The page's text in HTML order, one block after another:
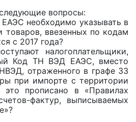
вопросы:
необходимо указывать в
ввезенных по кодам
с 2017 года?
налогоплательщики,
Код ТН ВЭД ЕАЭС, вместо
отраженного в графе 33
при импорте с территории
это прописано в «Правилах
фактур, выписываемых